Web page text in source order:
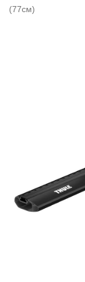
(77см)